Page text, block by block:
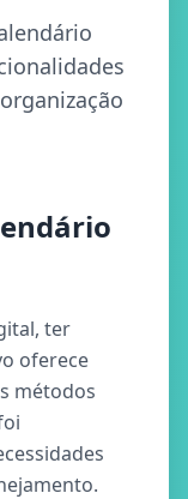
ter
oferece
métodos